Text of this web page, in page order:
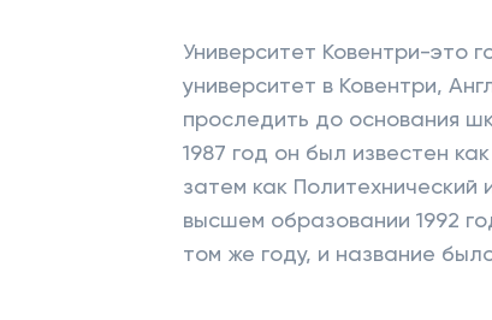
Университет Ковентри-это
университет в Ковентри,
проследить до основания
1987 год он был известен
затем как Политехнический
высшем образовании 1992
том же году, и название